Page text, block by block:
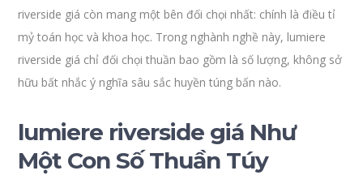
riverside giá còn mang một bên đối chọi nhất: chính là điều tỉ
mỷ toán học và khoa học. Trong nghành nghề này, lumiere
riverside giá chỉ đối chọi thuần bao gồm là số lượng, không sở
hữu bất nhắc ý nghĩa sâu sắc huyền túng bấn nào.
lumiere riverside giá Như
Một Con Số Thuần Túy